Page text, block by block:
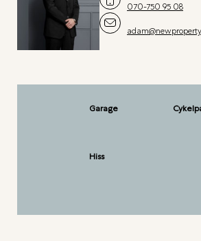
070-750 95 08
Garage
Hiss